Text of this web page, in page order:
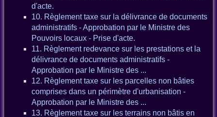
d'acte.
10. Règlement taxe sur la délivrance de documents
administratifs - Approbation par le Ministre des
Pouvoirs locaux - Prise d'acte.
11. Règlement redevance sur les prestations et la
délivrance de documents administratifs -
Approbation par le Ministre des ...
12. Règlement taxe sur les parcelles non bâties
comprises dans un périmètre d'urbanisation -
Approbation par le Ministre des ...
13. Règlement taxe sur les terrains non bâtis en